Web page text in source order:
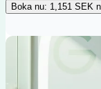
Boka nu: 1,151 SEK